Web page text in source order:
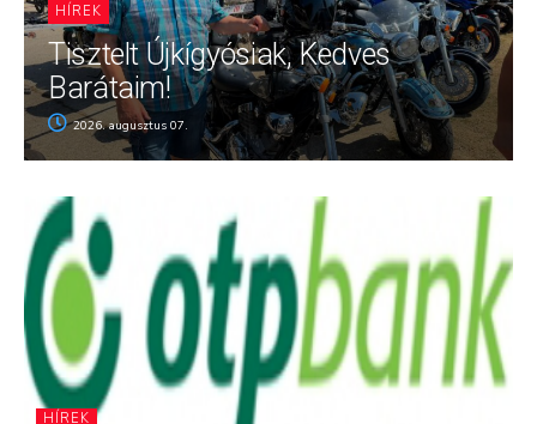
HÍREK
Tisztelt Újkígyósiak, Kedves
Barátaim!
2026. augusztus 07.
HÍREK